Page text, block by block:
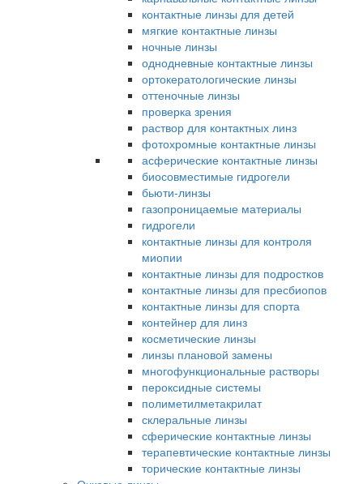
контактные линзы для детей
мягкие контактные линзы
ночные линзы
однодневные контактные линзы
ортокератологические линзы
оттеночные линзы
проверка зрения
раствор для контактных линз
фотохромные контактные линзы
асферические контактные линзы
биосовместимые гидрогели
бьюти-линзы
газопроницаемые материалы
гидрогели
контактные линзы для контроля
миопии
контактные линзы для подростков
контактные линзы для пресбиопов
контактные линзы для спорта
контейнер для линз
косметические линзы
линзы плановой замены
многофункциональные растворы
пероксидные системы
полиметилметакрилат
склеральные линзы
сферические контактные линзы
терапевтические контактные линзы
торические контактные линзы